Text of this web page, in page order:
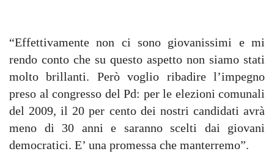
“Effettivamente non ci sono giovanissimi e mi
rendo conto che su questo aspetto non siamo stati
molto brillanti. Però voglio ribadire l’impegno
preso al congresso del Pd: per le elezioni comunali
del 2009, il 20 per cento dei nostri candidati avrà
meno di 30 anni e saranno scelti dai giovani
democratici. E’ una promessa che manterremo”.